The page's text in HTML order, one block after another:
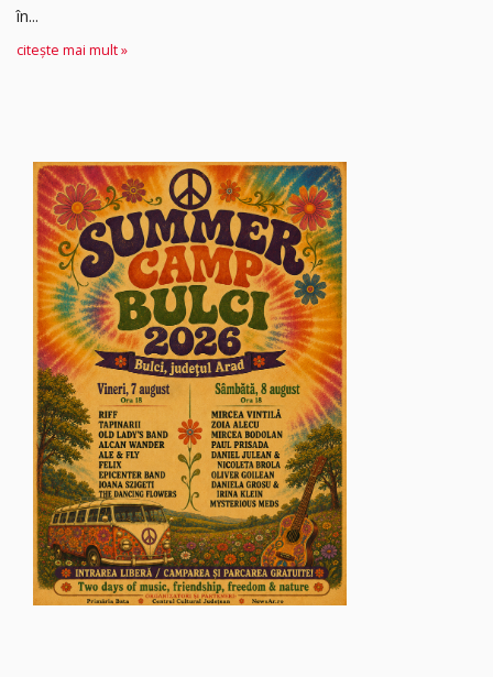
în...
citește mai mult »